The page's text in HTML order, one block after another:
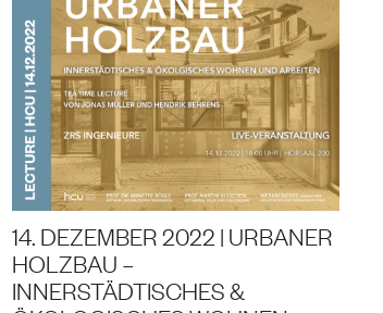
14. DEZEMBER 2022 | URBANER
HOLZBAU –
INNERSTÄDTISCHES &